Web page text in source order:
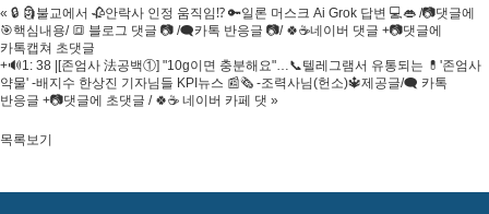
« 🔒 🗿불교에서 🥀안락사 인정 움직임⁉️ 🔑일론 머스크 Ai Grok 답변 💻👄 /📷댓글에
🎯핵심내용/ 🔳 블로그 댓글 📷 /🗨카톡 반응글 📷/ 🍀☕네이버 댓글 +📷댓글에
카톡캡쳐 초댓글
+🔊1: 38 |[존엄사 法공백①] "10g이면 충분해요"…📞텔레그램서 유통되는 💊'존엄사
약물' -배지수 한상진 기자님들 KPI뉴스 📰🗞 -조력사님(헌소)🔱제공글/🗨 카톡
반응글 +📷댓글에 초댓글 / 🍀☕ 네이버 카페 댓 »
목록보기